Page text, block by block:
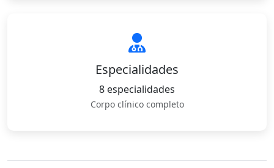
Especialidades
8 especialidades
Corpo clínico completo